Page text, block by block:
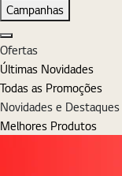
Campanhas
Fechar
Ofertas
Últimas Novidades
Todas as Promoções
Novidades e Destaques
Melhores Produtos